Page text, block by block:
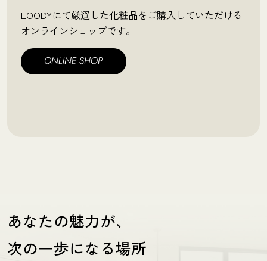
LOODYにて厳選した化粧品をご購入していただける
オンラインショップです。
あなたの魅力が、
次の一歩になる場所